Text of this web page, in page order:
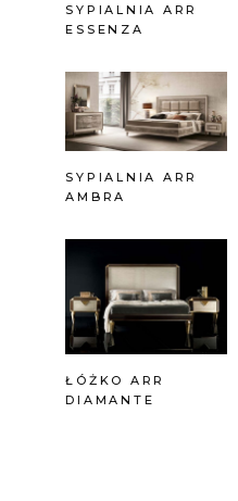
SYPIALNIA ARR
ESSENZA
SYPIALNIA ARR
AMBRA
ŁÓŻKO ARR
DIAMANTE